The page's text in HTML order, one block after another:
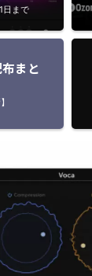
日まで
まと